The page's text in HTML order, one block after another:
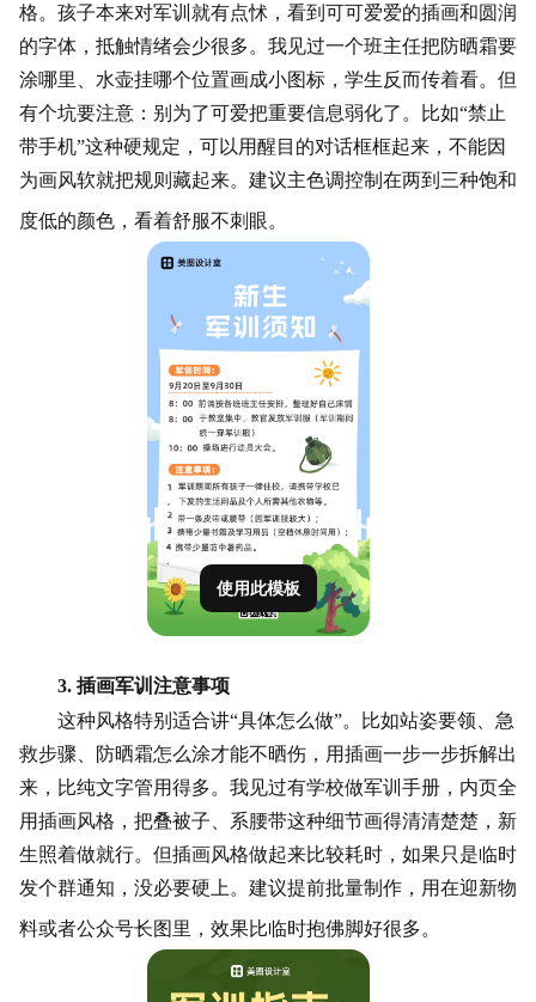
格。孩子本来对军训就有点怵，看到可可爱爱的插画和圆润
的字体，抵触情绪会少很多。我见过一个班主任把防晒霜要
涂哪里、水壶挂哪个位置画成小图标 ，学生反而传着看。但
有个坑要注意：别为了可爱把重要信息弱化了。比如“禁止
带手机”这种硬规定，可以用醒目的对话框框起来，不能因
为画风软就把规则藏起来。建议主色调控制在两到三种饱和
度低的颜色，看着舒服不刺眼。
使用此模板
3. 插画军训注意事项
这种风格特别适合讲“具体怎么做”。比如站姿要领、急
救步骤、防晒霜怎么涂才能不晒伤，用插画一步一步拆解出
来，比纯文字管用得多。我见过有学校做军训手册，内页全
用插画风格，把叠被子、系腰带这种细节画得清清楚楚，新
生照着做就行。但插画风格做起来比较耗时，如果只是临时
发个群通知，没必要硬上。建议提前批量制作，用在迎新物
料或者公众号长图里，效果比临时抱佛脚好很多。